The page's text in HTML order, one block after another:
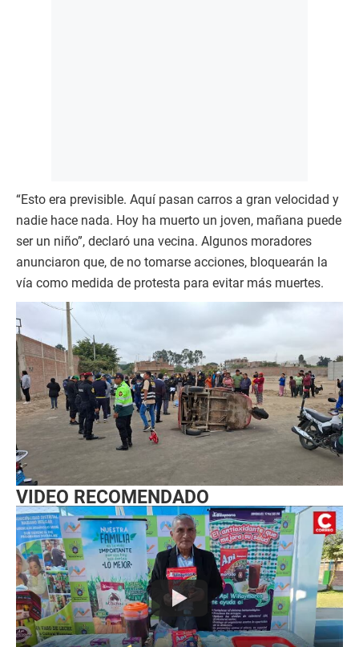
“Esto era previsible. Aquí pasan carros a gran velocidad y
nadie hace nada. Hoy ha muerto un joven, mañana puede
ser un niño”, declaró una vecina. Algunos moradores
anunciaron que, de no tomarse acciones, bloquearán la
vía como medida de protesta para evitar más muertes.
VIDEO RECOMENDADO